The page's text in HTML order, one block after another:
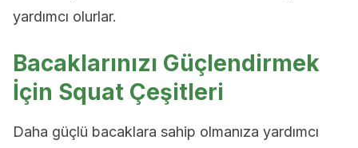
yardımcı olurlar.
Bacaklarınızı Güçlendirmek
İçin Squat Çeşitleri
Daha güçlü bacaklara sahip olmanıza yardımcı